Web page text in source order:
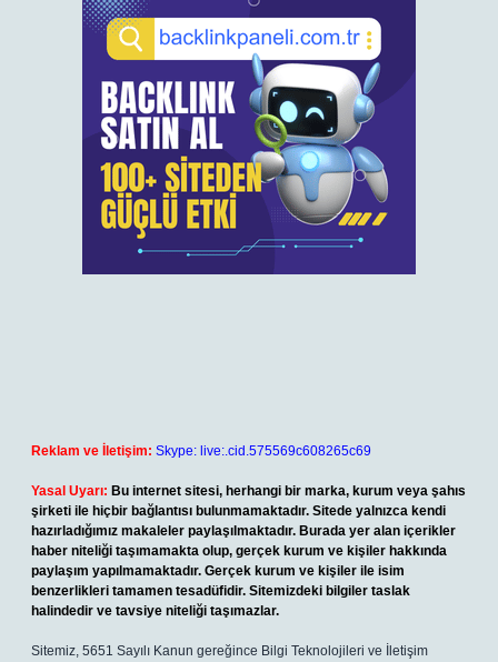
Reklam ve İletişim: Skype: live:.cid.575569c608265c69
Yasal Uyarı: Bu internet sitesi, herhangi bir marka, kurum veya şahıs
şirketi ile hiçbir bağlantısı bulunmamaktadır. Sitede yalnızca kendi
hazırladığımız makaleler paylaşılmaktadır. Burada yer alan içerikler
haber niteliği taşımamakta olup, gerçek kurum ve kişiler hakkında
paylaşım yapılmamaktadır. Gerçek kurum ve kişiler ile isim
benzerlikleri tamamen tesadüfidir. Sitemizdeki bilgiler taslak
halindedir ve tavsiye niteliği taşımazlar.
Sitemiz, 5651 Sayılı Kanun gereğince Bilgi Teknolojileri ve İletişim